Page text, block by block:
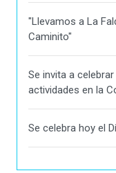
"Llevamos a La
Caminito"
Se invita a
actividades en la
Se celebra hoy el